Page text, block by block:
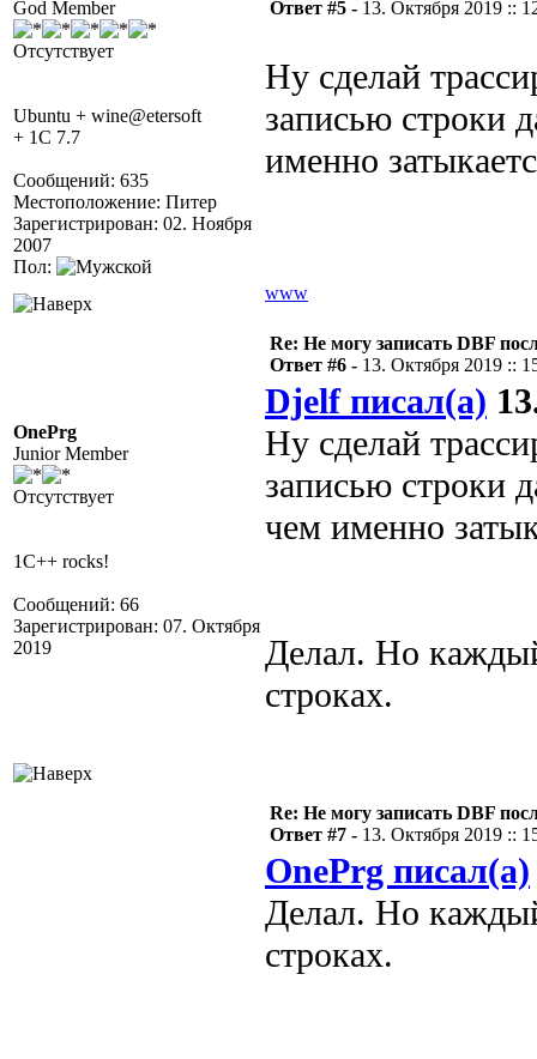
God Member
Отсутствует
Ubuntu + wine@etersoft
+ 1C 7.7
Сообщений: 635
Местоположение: Питер
Зарегистрирован: 02. Ноября
2007
Пол:
Ответ #5 - 13. Октября 2019 ::
Ну сделай
записью строки
именно
www
OnePrg
Junior Member
Отсутствует
1C++ rocks!
Сообщений: 66
Зарегистрирован: 07. Октября
2019
Re: Не могу записать DBF
Ответ #6 - 13. Октября 2019 ::
Djelf писал(а)
Ну сделай
записью строки
чем именно
Делал. Но
строках.
Re: Не могу записать DBF
Ответ #7 - 13. Октября 2019 ::
OnePrg писал(а)
Делал. Но
строках.